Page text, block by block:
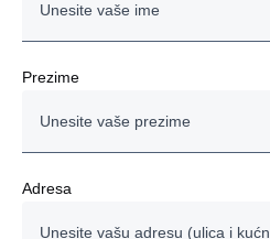
POLOVNI KAMIONI
MOTORI
FINANSIRANJE
Prezime
Adresa